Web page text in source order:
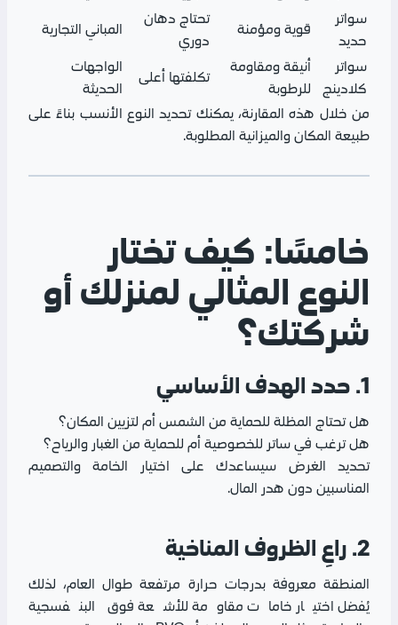
سواتر
حديد
قوية ومؤمنة
تحتاج دهان
دوري
المباني التجارية
سواتر
كلادينج
أنيقة ومقاومة
للرطوبة
تكلفتها أعلى
الواجهات
الحديثة
من خلال هذه المقارنة، يمكنك تحديد النوع الأنسب بناءً على
طبيعة المكان والميزانية المطلوبة.
خامسًا: كيف تختار
النوع المثالي لمنزلك أو
شركتك؟
1. حدد الهدف الأساسي
هل تحتاج المظلة للحماية من الشمس أم لتزيين المكان؟
هل ترغب في ساتر للخصوصية أم للحماية من الغبار والرياح؟
تحديد الغرض سيساعدك على اختيار الخامة والتصميم
المناسبين دون هدر المال.
2. راعِ الظروف المناخية
المنطقة معروفة بدرجات حرارة مرتفعة طوال العام، لذلك
يُفضل اختيار خامات مقاومة للأشعة فوق البنفسجية